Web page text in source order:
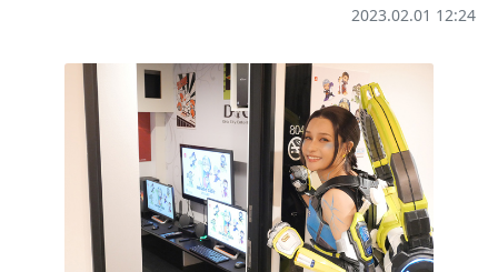
2023.02.01 12:24